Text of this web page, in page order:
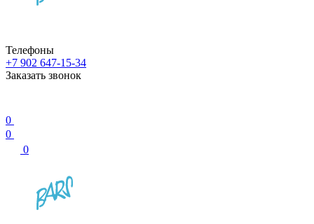
Телефоны
+7 902 647-15-34
Заказать звонок
0
0
0